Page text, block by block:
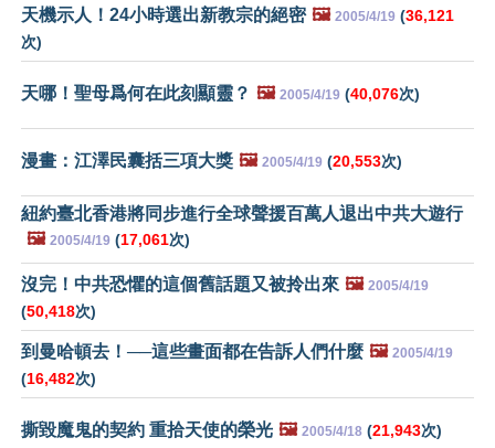
天機示人！24小時選出新教宗的絕密 🖼️ 2005/4/19 (36,121
次)
天哪！聖母爲何在此刻顯靈？ 🖼️ 2005/4/19 (40,076次)
漫畫：江澤民囊括三項大獎 🖼️ 2005/4/19 (20,553次)
紐約臺北香港將同步進行全球聲援百萬人退出中共大遊行
🖼️ 2005/4/19 (17,061次)
沒完！中共恐懼的這個舊話題又被拎出來 🖼️ 2005/4/19
(50,418次)
到曼哈頓去！──這些畫面都在告訴人們什麼 🖼️ 2005/4/19
(16,482次)
撕毀魔鬼的契約 重拾天使的榮光 🖼️ 2005/4/18 (21,943次)